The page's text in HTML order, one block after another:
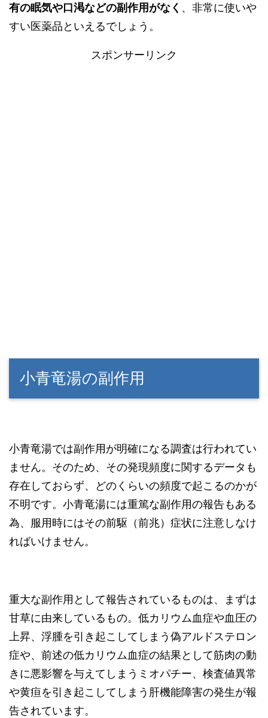
有の眠気や口渇などの副作用がなく 、非常に使いや
すい医薬品といえるでしょう。
スポンサーリンク
小青竜湯の副作用
小青竜湯では副作用が明確になる調査は行われてい
ません。そのため、その発現頻度に関するデータも
存在しておらず、どのくらいの頻度で起こるのかが
不明です。小青竜湯には重篤な副作用の報告もある
為、服用時にはその前駆（前兆）症状に注意しなけ
ればいけません。
重大な副作用として報告されているものは、まずは
甘草に由来しているもの。低カリウム血症や血圧の
上昇、浮腫を引き起こしてしまう偽アルドステロン
症や、前述の低カリウム血症の結果として筋肉の動
きに悪影響を与えてしまうミオパチー、検査値異常
や黄疸を引き起こしてしまう肝機能障害の発生が報
告されています。